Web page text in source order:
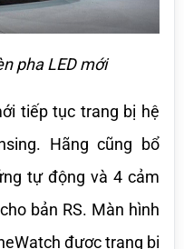
pha LED mới
tiếp tục trang bị hệ
Hãng cũng bổ
tự động và 4 cảm
bản RS. Màn hình
được trang bị